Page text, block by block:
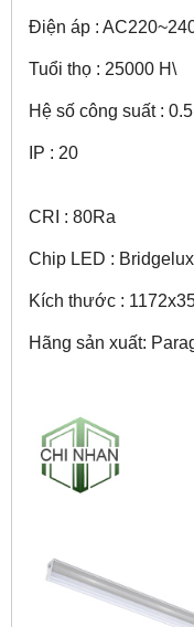
Điện áp :
Tuổi thọ : 25000 H\
Hệ số công suất : 0.5
IP : 20
CRI : 80Ra
Chip LED :
Kích thước :
Hãng sản xuất: